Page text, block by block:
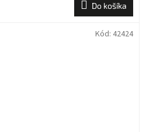
Do košíka
Kód: 42424